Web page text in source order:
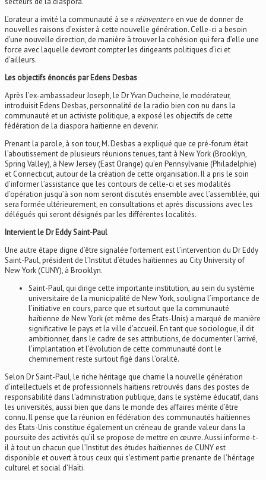
L’orateur a invité la communauté à se « réinventer» en vue de donner de
nouvelles raisons d’exister à cette nouvelle génération. Celle-ci a besoin
d’une nouvelle direction, de manière à trouver la cohésion qui fera d’elle une
force avec laquelle devront compter les dirigeants politiques d’ici et
d’ailleurs.
Les objectifs énoncés par Edens Desbas
Après l’ex-ambassadeur Joseph, le Dr Yvan Ducheine, le modérateur,
introduisit Edens Desbas, personnalité de la radio bien con nu dans la
communauté et un activiste politique, a exposé les objectifs de cette
fédération de la diaspora haïtienne en devenir.
Prenant la parole, à son tour, M. Desbas a expliqué que ce pré-forum était
l’aboutissement de plusieurs réunions tenues, tant à New York (Brooklyn,
Spring Valley), à New Jersey (East Orange) qu’en Pennsylvanie (Philadelphie)
et Connecticut, autour de la création de cette organisation. Il a pris le soin
d’informer l’assistance que les contours de celle-ci et ses modalités
d’opération jusqu’à son nom seront discutés ensemble avec l’assemblée, qui
sera formée ultérieurement, en consultations et après discussions avec les
délégués qui seront désignés par les différentes localités.
Intervient le Dr Eddy Saint-Paul
Une autre étape digne d’être signalée fortement est l’intervention du Dr Eddy
Saint-Paul, président de l’Institut d’études haïtiennes au City University of
New York (CUNY), à Brooklyn.
Saint-Paul, qui dirige cette importante institution, au sein du système
universitaire de la municipalité de New York, souligna l’importance de
l’initiative en cours, parce que et surtout que la communauté
haïtienne de New York (et même des États-Unis) a marqué de manière
significative le pays et la ville d’accueil. En tant que sociologue, il dit
ambitionner, dans le cadre de ses attributions, de documenter l’arrivé,
l’implantation et l’évolution de cette communauté dont le
cheminement reste surtout figé dans l’oralité.
Selon Dr Saint-Paul, le riche héritage que charrie la nouvelle génération
d’intellectuels et de professionnels haïtiens retrouvés dans des postes de
responsabilité dans l’administration publique, dans le système éducatif, dans
les universités, aussi bien que dans le monde des affaires mérite d’être
connu. Il pense que la réunion en fédération des communautés haïtiennes
des États-Unis constitue également un créneau de grande valeur dans la
poursuite des activités qu’il se propose de mettre en œuvre. Aussi informe-t-
il à tout un chacun que l’Institut des études haïtiennes de CUNY est
disponible et ouvert à tous ceux qui s’estiment partie prenante de l’héritage
culturel et social d’Haïti.